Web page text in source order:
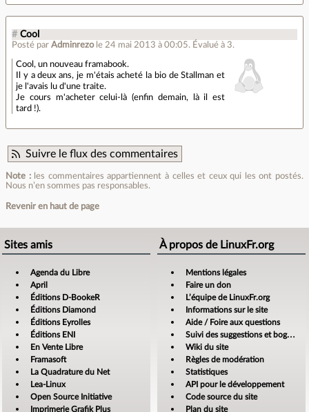
# Cool
Posté par Adminrezo le 24 mai 2013 à 00:05. Évalué à 3.
Cool, un nouveau framabook.
Il y a deux ans, je m'étais acheté la bio de Stallman et
je l'avais lu d'une traite.
Je cours m'acheter celui-là (enfin demain, là il est
tard !).
Suivre le flux des commentaires
Note :les commentaires appartiennent à celles et ceux qui les ont postés.
Nous n’en sommes pas responsables.
Revenir en haut de page
Sites amis
Agenda du Libre
April
Éditions D-BookeR
Éditions Diamond
Éditions Eyrolles
Éditions ENI
En Vente Libre
Framasoft
La Quadrature du Net
Lea-Linux
Open Source Initiative
Imprimerie Grafik Plus
À propos de LinuxFr.org
Mentions légales
Faire un don
L’équipe de LinuxFr.org
Informations sur le site
Aide / Foire aux questions
Suivi des suggestions et bogues
Wiki du site
Règles de modération
Statistiques
API pour le développement
Code source du site
Plan du site